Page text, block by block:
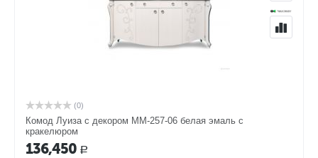
(0)
Комод Луиза с декором ММ-257-06 белая эмаль с
кракелюром
136,450 Р